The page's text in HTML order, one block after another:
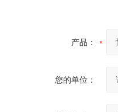
产品：
您的单位：